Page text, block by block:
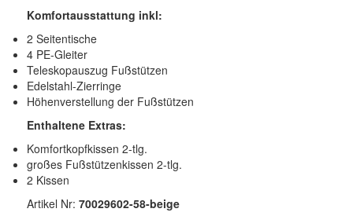
Komfortausstattung inkl:
2 Seitentische
4 PE-Gleiter
Teleskopauszug Fußstützen
Edelstahl-Zierringe
Höhenverstellung der Fußstützen
Enthaltene Extras:
Komfortkopfkissen 2-tlg.
großes Fußstützenkissen 2-tlg.
2 Kissen
Artikel Nr: 70029602-58-beige